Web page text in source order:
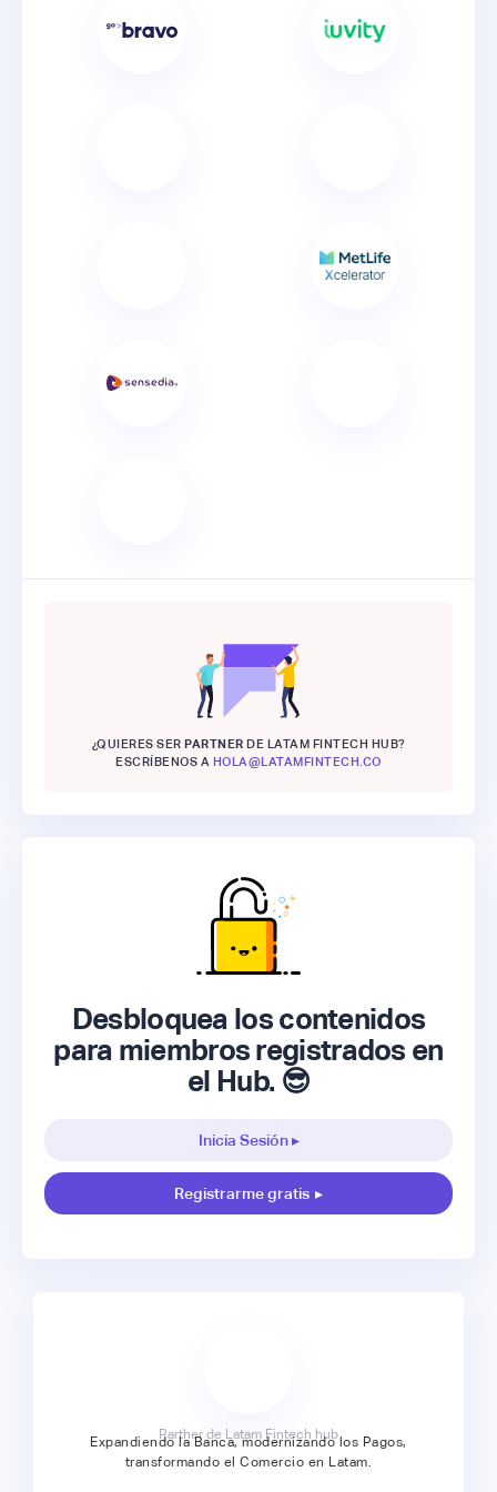
¿QUIERES SER PARTNER DE LATAM FINTECH HUB?
ESCRÍBENOS A HOLA@LATAMFINTECH.CO
Desbloquea los contenidos
para miembros registrados en
el Hub. 😎
Inicia Sesión ▸
Registrarme gratis ▸
Parther de Latam Fintech hub
Expandiendo la Banca, modernizando los Pagos,
transformando el Comercio en Latam.